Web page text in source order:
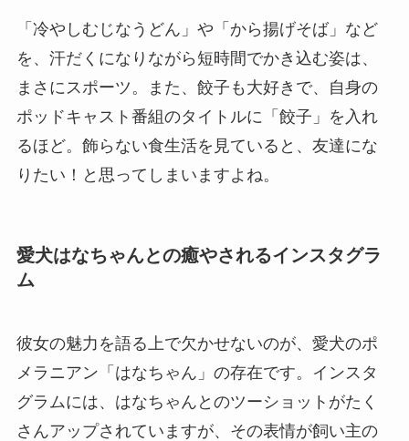
「冷やしむじなうどん」や「から揚げそば」など
を、汗だくになりながら短時間でかき込む姿は、
まさにスポーツ。また、餃子も大好きで、自身の
ポッドキャスト番組のタイトルに「餃子」を入れ
るほど。飾らない食生活を見ていると、友達にな
りたい！と思ってしまいますよね。
愛犬はなちゃんとの癒やされるインスタグラ
ム
彼女の魅力を語る上で欠かせないのが、愛犬のポ
メラニアン「はなちゃん」の存在です。インスタ
グラムには、はなちゃんとのツーショットがたく
さんアップされていますが、その表情が飼い主の